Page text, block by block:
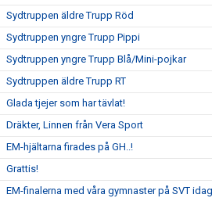
Sydtruppen äldre Trupp Röd
Sydtruppen yngre Trupp Pippi
Sydtruppen yngre Trupp Blå/Mini-pojkar
Sydtruppen äldre Trupp RT
Glada tjejer som har tävlat!
Dräkter, Linnen från Vera Sport
EM-hjältarna firades på GH..!
Grattis!
EM-finalerna med våra gymnaster på SVT